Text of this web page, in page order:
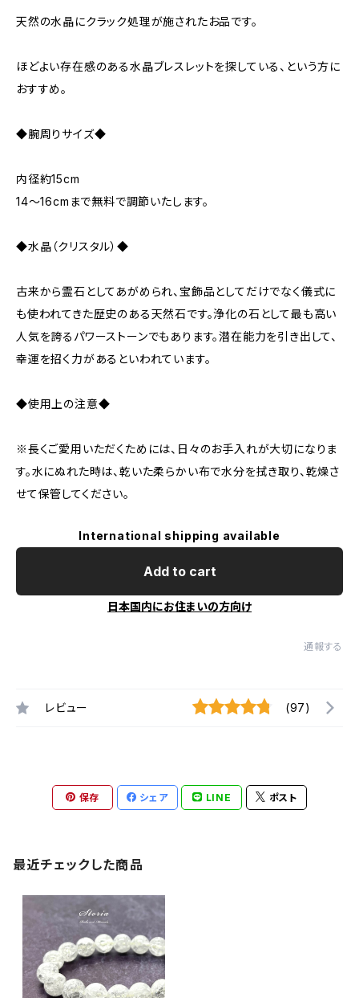
天然の水晶にクラック処理が施されたお品です。
ほどよい存在感のある水晶ブレスレットを探している、という方に
おすすめ。
◆腕周りサイズ◆
内径約15cm
14～16cmまで無料で調節いたします。
◆水晶（クリスタル）◆
古来から霊石としてあがめられ、宝飾品としてだけでなく儀式に
も使われてきた歴史のある天然石です。浄化の石として最も高い
人気を誇るパワーストーンでもあります。潜在能力を引き出して、
幸運を招く力があるといわれています。
◆使用上の注意◆
※長くご愛用いただくためには、日々のお手入れが大切になりま
す。水にぬれた時は、乾いた柔らかい布で水分を拭き取り、乾燥さ
せて保管してください。
International shipping available
Add to cart
日本国内にお住まいの方向け
通報する
レビュー (97)
保存 シェア LINE ポスト
最近チェックした商品